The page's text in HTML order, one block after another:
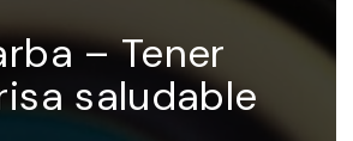
– Tener
saludable